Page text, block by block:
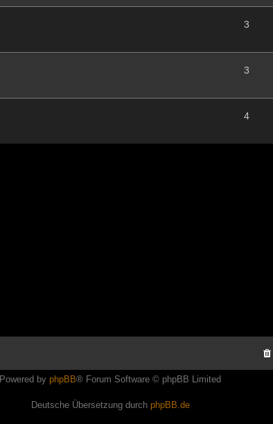
3
3
4
Powered by phpBB® Forum Software © phpBB Limited
Deutsche Übersetzung durch phpBB.de